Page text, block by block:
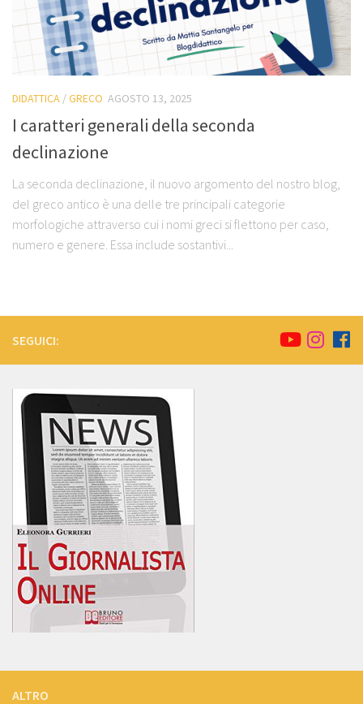
DIDATTICA /GRECO AGOSTO 13, 2025
I caratteri generali della seconda
declinazione
La seconda declinazione, il nuovo argomento del nostro blog,
del greco antico è una delle tre principali categorie
morfologiche attraverso cui i nomi greci si flettono per caso,
numero e genere. Essa include sostantivi...
SEGUICI:
ALTRO